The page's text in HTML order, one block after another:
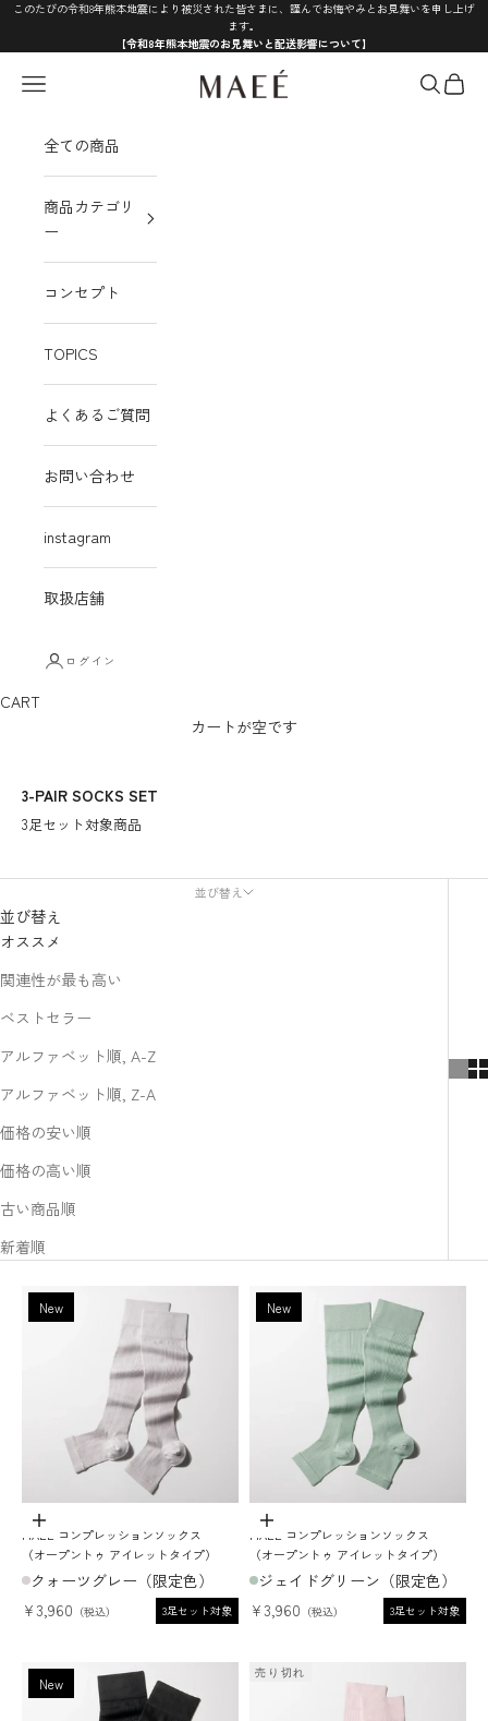
コンテンツへスキップ
このたびの令和8年熊本地震により被災された皆さまに、謹んでお悔やみとお見舞いを申し上げ
ます。
【令和8年熊本地震のお見舞いと配送影響について】
MAEÉ
メニュー 検索カート
全ての商品
商品カテゴリ
ー
コンセプト
TOPICS
よくあるご質問
お問い合わせ
instagram
取扱店舗
ログイン
CART
カートが空です
3-PAIR SOCKS SET
3足セット対象商品
並び替え
並び替え
オススメ
関連性が最も高い
ベストセラー
アルファベット順, A-Z
アルファベット順, Z-A
価格の安い順
価格の高い順
古い商品順
新着順
New
ADD TO CART
MAEÉ コンプレッションソックス
（オープントゥ アイレットタイプ）
クォーツグレー（限定色）
セール価格
¥3,960 3足セット対象
New
ADD TO CART
MAEÉ コンプレッションソックス
（オープントゥ アイレットタイプ）
ジェイドグリーン（限定色）
セール価格
¥3,960 3足セット対象
New
売り切れ